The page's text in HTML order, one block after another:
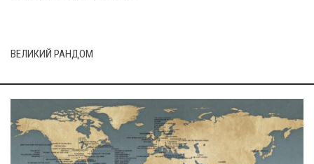
ВЕЛИКИЙ РАНДОМ